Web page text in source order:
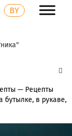
BY
— Рецепты
бутылке, в рукаве,